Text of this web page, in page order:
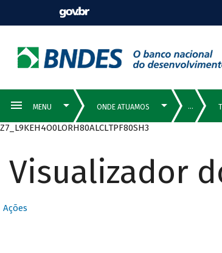
Z7_L9KEH4O0LORH80ALCLTPF80SH3
Visualizador
Ações